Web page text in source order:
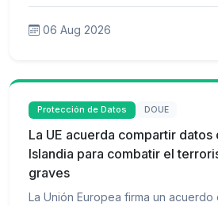
06 Aug 2026
Protección de Datos DOUE
La UE acuerda compartir datos
Islandia para combatir el
graves
La Unión Europea firma un acuerdo